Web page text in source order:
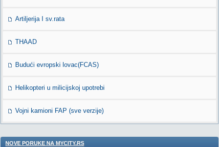
Artiljerija I sv.rata
THAAD
Budući evropski lovac(FCAS)
Helikopteri u milicijskoj upotrebi
Vojni kamioni FAP (sve verzije)
NOVE PORUKE NA MYCITY.RS